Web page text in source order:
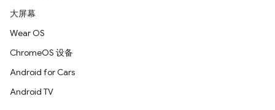
大屏幕
Wear OS
ChromeOS 设备
Android for Cars
Android TV